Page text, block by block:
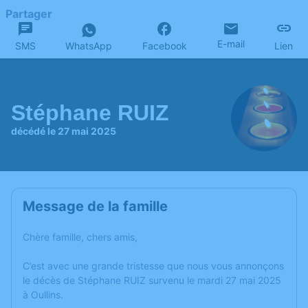
Partager
SMS WhatsApp Facebook E-mail Lien
Stéphane RUIZ
décédé le 27 mai 2025
Message de la famille
Chère famille, chers amis,
C’est avec une grande tristesse que nous vous annonçons
le décès de Stéphane RUIZ survenu le mardi 27 mai 2025
à Oullins.